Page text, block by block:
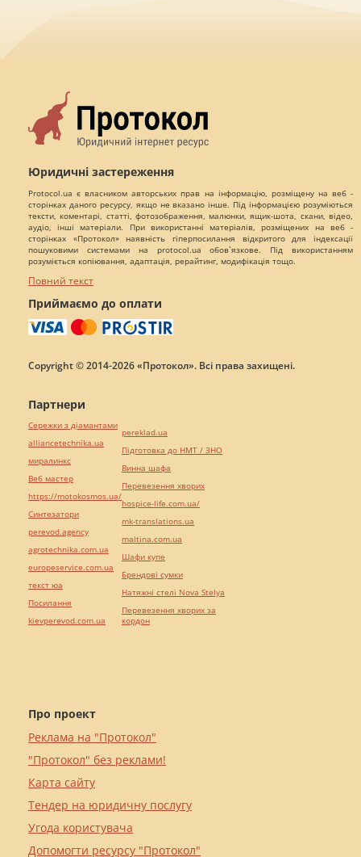
Юридичні застереження
Protocol.ua є власником авторських прав на інформацію, розміщену на веб -
сторінках даного ресурсу, якщо не вказано інше. Під інформацією розуміються
тексти, коментарі, статті, фотозображення, малюнки, ящик-шота, скани, відео,
аудіо, інші матеріали. При використанні матеріалів, розміщених на веб -
сторінках «Протокол» наявність гіперпосилання відкритого для індексації
пошуковими системами на protocol.ua обов`язкове. Під використанням
розуміється копіювання, адаптація, рерайтинг, модифікація тощо.
Повний текст
Приймаємо до оплати
Copyright © 2014-2026 «Протокол». Всі права захищені.
Про проект
Реклама на "Протокол"
"Протокол" без реклами!
Карта сайту
Тендер на юридичну послугу
Угода користувача
Допомогти ресурсу "Протокол"
Партнери
Сережки з діамантами
alliancetechnika.ua
миралинкс
Веб мастер
https://motokosmos.ua/
Синтезатори
perevod.agency
agrotechnika.com.ua
europeservice.com.ua
текст юа
Посилання
kievperevod.com.ua
pereklad.ua
Підготовка до НМТ / ЗНО
Винна шафа
Перевезення хворих
hospice-life.com.ua/
mk-translations.ua
maltina.com.ua
Шафи купе
Брендові сумки
Натяжні стелі Nova Stelya
Перевезення хворих за
кордон